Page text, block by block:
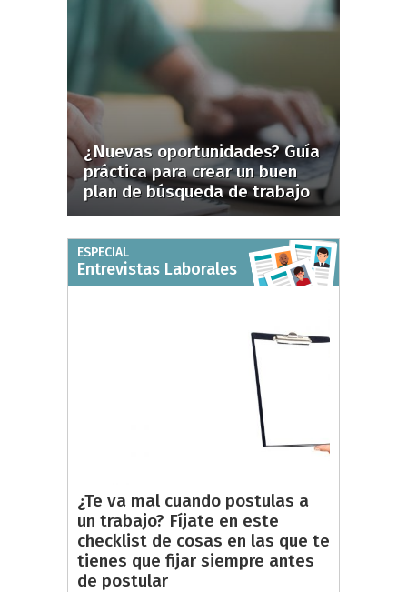
¿Nuevas oportunidades? Guía
práctica para crear un buen
plan de búsqueda de trabajo
ESPECIAL
Entrevistas Laborales
¿Te va mal cuando postulas a
un trabajo? Fíjate en este
checklist de cosas en las que te
tienes que fijar siempre antes
de postular